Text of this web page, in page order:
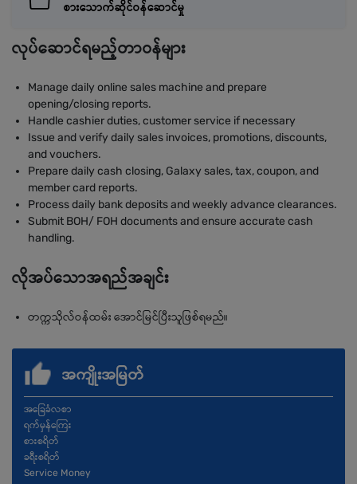
စားသောက်ဆိုင်ဝန်ဆောင်မှု
လုပ်ဆောင်ရမည့်တာဝန်များ
Manage daily online sales machine and prepare
opening/closing reports.
Handle cashier duties, customer service if necessary
Issue and verify daily sales invoices, promotions, discounts,
and vouchers.
Prepare daily cash closing, Galaxy sales, tax, coupon, and
member card reports.
Process daily bank deposits and weekly advance clearances.
Submit BOH/ FOH documents and ensure accurate cash
handling.
လိုအပ်သောအရည်အချင်း
တက္ကသိုလ်ဝန်ထမ်း အောင်မြင်ပြီးသူဖြစ်ရမည်။
အကျိုးအမြတ်
အခြေခံလစာ
ရက်မှန်ကြေး
စားစရိတ်
ခရီးစရိတ်
Service Money